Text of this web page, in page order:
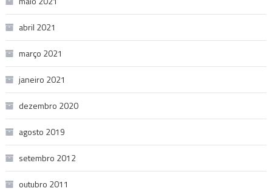
abril 2021
março 2021
janeiro 2021
dezembro 2020
agosto 2019
setembro 2012
outubro 2011